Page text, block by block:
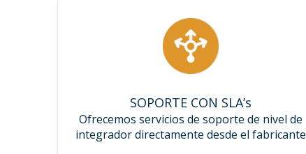
SOPORTE CON SLA’s
Ofrecemos servicios de soporte de nivel de
integrador directamente desde el fabricante